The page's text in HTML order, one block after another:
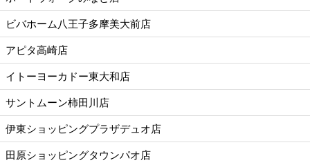
ビバホーム八王子多摩美大前店
アピタ高崎店
イトーヨーカドー東大和店
サントムーン柿田川店
伊東ショッピングプラザデュオ店
田原ショッピングタウンパオ店